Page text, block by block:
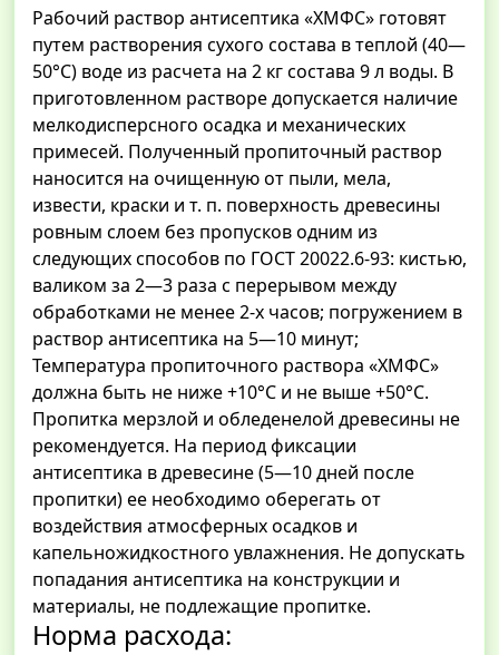
Рабочий раствор антисептика «ХМФС» готовят
путем растворения сухого состава в теплой (40—
50°С) воде из расчета на 2 кг состава 9 л воды. В
приготовленном растворе допускается наличие
мелкодисперсного осадка и механических
примесей. Полученный пропиточный раствор
наносится на очищенную от пыли, мела,
извести, краски и т. п. поверхность древесины
ровным слоем без пропусков одним из
следующих способов по ГОСТ 20022.6-93: кистью,
валиком за 2—3 раза с перерывом между
обработками не менее 2-х часов; погружением в
раствор антисептика на 5—10 минут;
Температура пропиточного раствора «ХМФС»
должна быть не ниже +10°С и не выше +50°С.
Пропитка мерзлой и обледенелой древесины не
рекомендуется. На период фиксации
антисептика в древесине (5—10 дней после
пропитки) ее необходимо оберегать от
воздействия атмосферных осадков и
капельножидкостного увлажнения. Не допускать
попадания антисептика на конструкции и
материалы, не подлежащие пропитке.
Норма расхода: